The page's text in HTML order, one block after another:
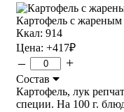
Картофель с жареным
Ккал: 914
Цена: +417₽
– +
Состав
Картофель, лук
специи. На 100 г.